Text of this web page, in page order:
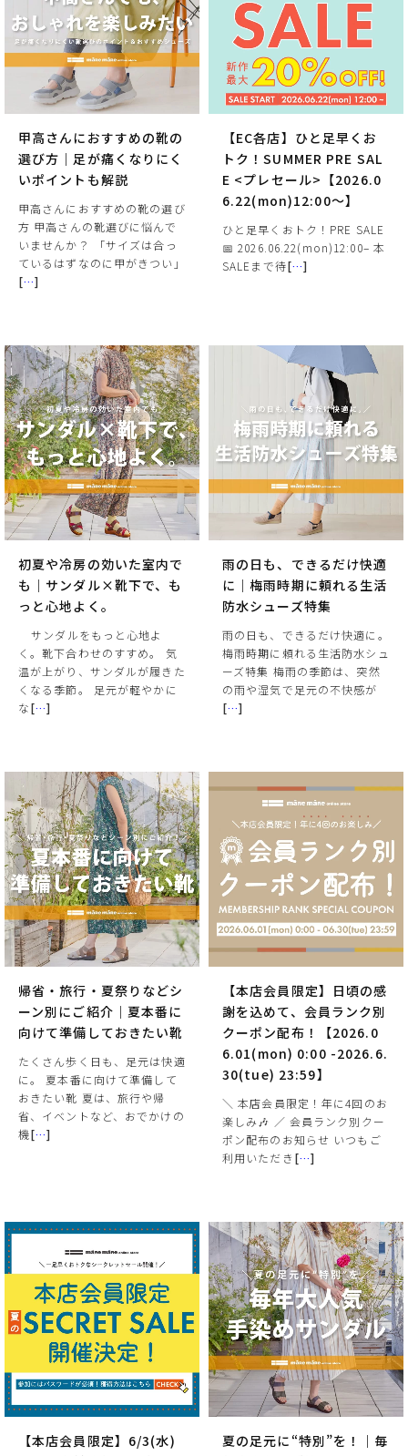
甲高さんにおすすめの靴の
選び方｜足が痛くなりにく
いポイントも解説
甲高さんにおすすめの靴の選び
方 甲高さんの靴選びに悩んで
いませんか？ 「サイズは合っ
ているはずなのに甲がきつい」
[…]
【EC各店】ひと足早くお
トク！SUMMER PRE SAL
E <プレセール>【2026.0
6.22(mon)12:00～】
ひと足早くおトク！PRE SALE
📅 2026.06.22(mon)12:00– 本
SALEまで待[…]
初夏や冷房の効いた室内で
も｜サンダル×靴下で、も
っと心地よく。
⠀ サンダルをもっと心地よ
く。靴下合わせのすすめ。 気
温が上がり、サンダルが履きた
くなる季節。 足元が軽やかに
な[…]
雨の日も、できるだけ快適
に｜梅雨時期に頼れる生活
防水シューズ特集
雨の日も、できるだけ快適に。
梅雨時期に頼れる生活防水シュ
ーズ特集 梅雨の季節は、突然
の雨や湿気で足元の不快感が
[…]
帰省・旅行・夏祭りなどシ
ーン別にご紹介｜夏本番に
向けて準備しておきたい靴
たくさん歩く日も、足元は快適
に。 夏本番に向けて準備して
おきたい靴 夏は、旅行や帰
省、イベントなど、おでかけの
機[…]
【本店会員限定】日頃の感
謝を込めて、会員ランク別
クーポン配布！【2026.0
6.01(mon) 0:00 -2026.6.
30(tue) 23:59】
＼ 本店会員限定！年に4回のお
楽しみ🎶 ／ 会員ランク別クー
ポン配布のお知らせ いつもご
利用いただき […]
【本店会員限定】6/3(水)
夏の足元に“特別”を！｜毎